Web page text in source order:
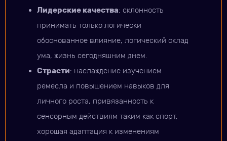
Лидерские качества: склонность
принимать только логически
обоснованное влияние, логический склад
ума, жизнь сегодняшним днем.
Страсти: наслаждение изучением
ремесла и повышением навыков для
личного роста, привязанность к
сенсорным действиям таким как спорт,
хорошая адаптация к изменениям